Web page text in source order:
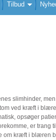
Tilbud
slimhinder,
ved kræft i
opsøger
er trang
om kræft i blæren